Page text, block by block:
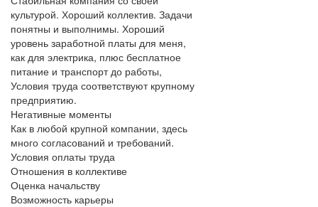
культурой. Хороший коллектив. Задачи
понятны и выполнимы. Хороший
уровень заработной платы для меня,
как для электрика, плюс бесплатное
питание и транспорт до работы,
Условия труда соответствуют крупному
предприятию.
Негативные моменты
Как в любой крупной компании, здесь
много согласований и требований.
Условия оплаты труда
Отношения в коллективе
Оценка начальству
Возможность карьеры